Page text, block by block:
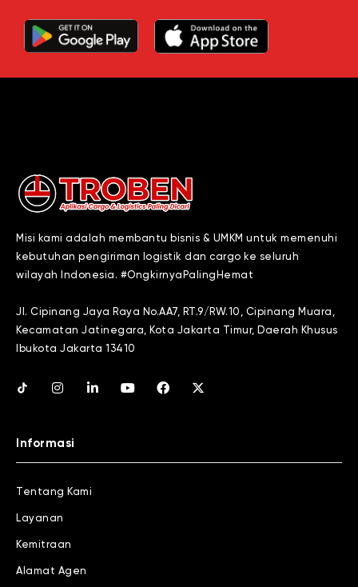
Misi kami adalah membantu bisnis & UMKM untuk memenuhi
kebutuhan pengiriman logistik dan cargo ke seluruh
wilayah Indonesia. #OngkirnyaPalingHemat
Jl. Cipinang Jaya Raya No.AA7, RT.9/RW.10, Cipinang Muara,
Kecamatan Jatinegara, Kota Jakarta Timur, Daerah Khusus
Ibukota Jakarta 13410
Informasi
Tentang Kami
Layanan
Kemitraan
Alamat Agen